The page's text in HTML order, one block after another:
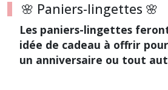
🌸 Paniers-lingettes 🌸
Les paniers-lingettes
idée de cadeau à offrir
un anniversaire ou tout
Lingettes
Carrées
(29)